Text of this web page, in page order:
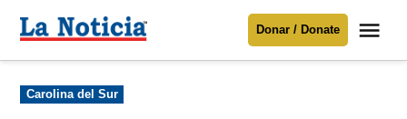
Para mantenerte informado necesitamos
contenido
Noticia
Donar / Donate
Publicado
en
Carolina del Sur